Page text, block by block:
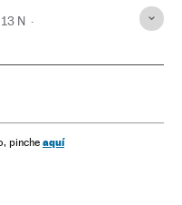
N
pinche aquí